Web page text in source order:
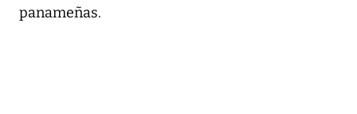
panameñas.